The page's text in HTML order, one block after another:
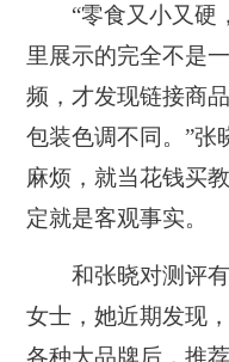
“零食又小又硬
里展示的完全不是
频，才发现链接商
包装色调不同。”张
麻烦，就当花钱买
定就是客观事实。
和张晓对测评有
女士，她近期发现
各种大品牌后，推